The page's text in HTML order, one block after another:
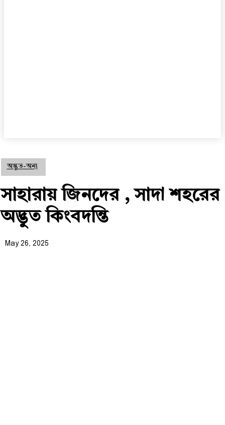
অদ্ভুত-অন্য
সাহারায় জিনদের , সাদা শহরের
অদ্ভুত কিংবদন্তি
May 26, 2025